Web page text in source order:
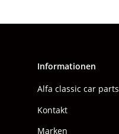
Informationen
Alfa classic car parts
Kontakt
Marken